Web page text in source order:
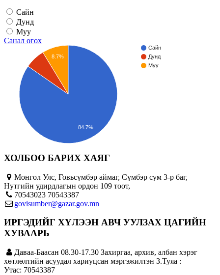
Сайн
Дунд
Муу
Санал өгөх
Сайн
Дунд
Муу
8.7%
84.7%
ХОЛБОО БАРИХ ХАЯГ
Монгол Улс, Говьсүмбэр аймаг, Сүмбэр сум 3-р баг,
Нутгийн удирдлагын ордон 109 тоот,
70543023 70543387
govisumber@gazar.gov.mn
ИРГЭДИЙГ ХҮЛЭЭН АВЧ УУЛЗАХ ЦАГИЙН
ХУВААРЬ
Даваа-Баасан 08.30-17.30 Захиргаа, архив, албан хэрэг
хөтлөлтийн асуудал хариуцсан мэргэжилтэн З.Туяа :
Утас: 70543387